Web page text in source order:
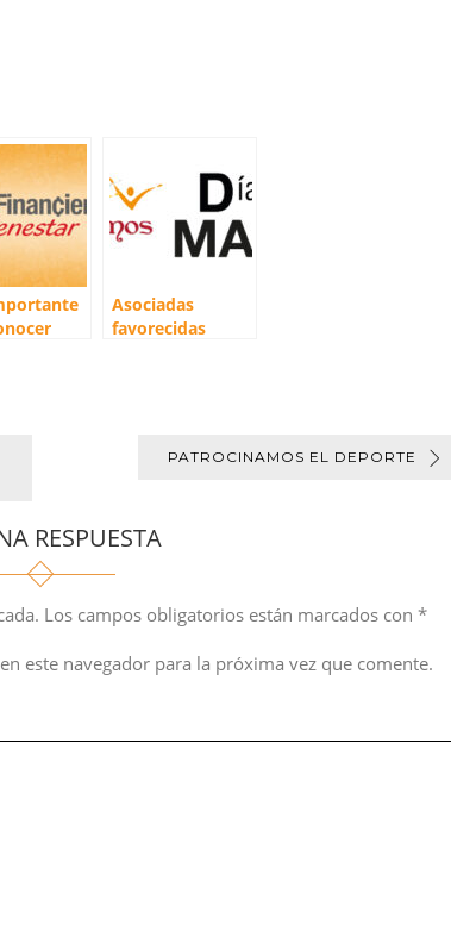
Asociadas
favorecidas
PATROCINAMOS EL DEPORTE
RESPUESTA
Los campos obligatorios están marcados con *
este navegador para la próxima vez que comente.